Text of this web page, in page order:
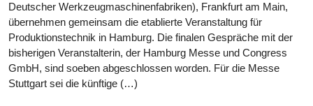
Deutscher Werkzeugmaschinenfabriken), Frankfurt am Main,
übernehmen gemeinsam die etablierte Veranstaltung für
Produktionstechnik in Hamburg. Die finalen Gespräche mit der
bisherigen Veranstalterin, der Hamburg Messe und Congress
GmbH, sind soeben abgeschlossen worden. Für die Messe
Stuttgart sei die künftige (…)